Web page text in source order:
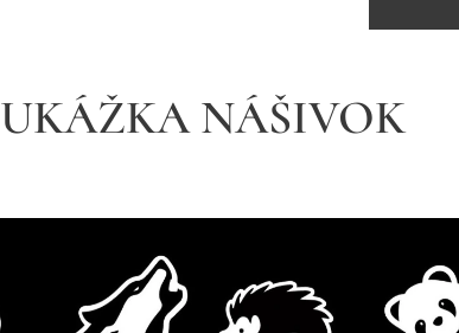
UKÁŽKA NÁŠIVOK